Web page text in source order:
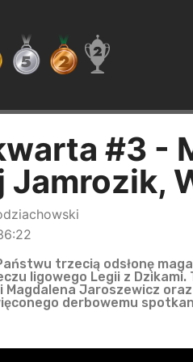
#3 -
Jamrozik,
trzecią odsłonę
ligowego Legii z
Magdalena Jaroszewicz
derbowemu